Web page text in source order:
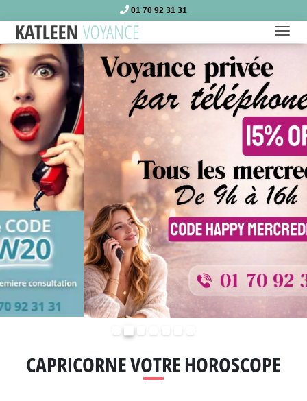
01 70 92 31 31
CAPRICORNE VOTRE HOROSCOPE